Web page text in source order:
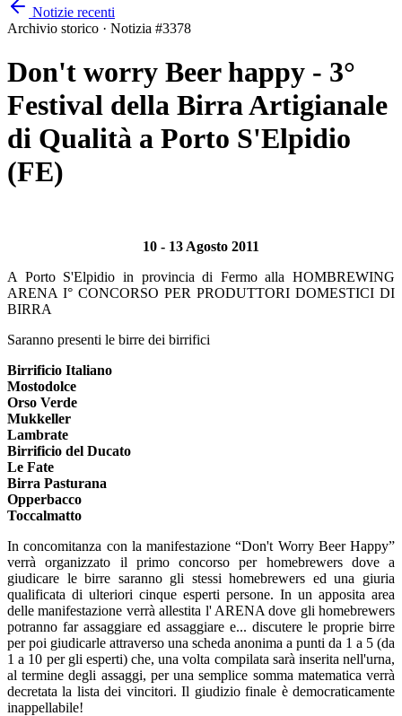
Notizie recenti
Archivio storico · Notizia #3378
Don't worry Beer happy - 3°
Festival della Birra Artigianale
di Qualità a Porto S'Elpidio
(FE)
10 - 13 Agosto 2011
A Porto S'Elpidio in provincia di Fermo alla HOMBREWING
ARENA I° CONCORSO PER PRODUTTORI DOMESTICI DI
BIRRA
Saranno presenti le birre dei birrifici
Birrificio Italiano
Mostodolce
Orso Verde
Mukkeller
Lambrate
Birrificio del Ducato
Le Fate
Birra Pasturana
Opperbacco
Toccalmatto
In concomitanza con la manifestazione “Don't Worry Beer Happy”
verrà organizzato il primo concorso per homebrewers dove a
giudicare le birre saranno gli stessi homebrewers ed una giuria
qualificata di ulteriori cinque esperti persone. In un apposita area
delle manifestazione verrà allestita l' ARENA dove gli homebrewers
potranno far assaggiare ed assaggiare e... discutere le proprie birre
per poi giudicarle attraverso una scheda anonima a punti da 1 a 5 (da
1 a 10 per gli esperti) che, una volta compilata sarà inserita nell'urna,
al termine degli assaggi, per una semplice somma matematica verrà
decretata la lista dei vincitori. Il giudizio finale è democraticamente
inappellabile!